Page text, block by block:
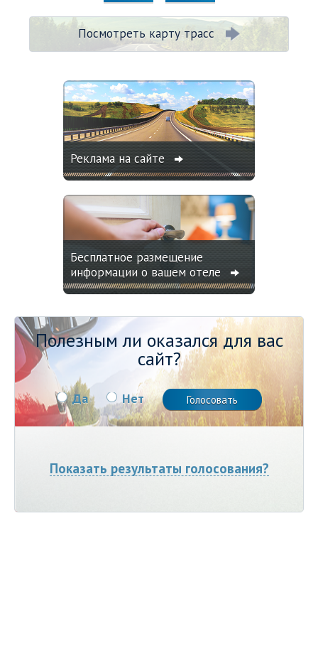
Посмотреть карту трасс
Реклама на сайте
Бесплатное размещение
информации о вашем отеле
Полезным ли оказался для вас
сайт?
Да Нет
Показать результаты голосования?